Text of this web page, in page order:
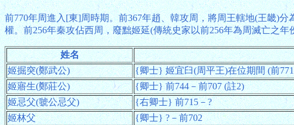
前770年周進入[東]周時期。前367年趙、韓攻周，將周王轄地(王畿)
權。前256年秦攻佔西周，廢黜姬延(傳統史家以前256年為周滅亡之年
姓名
姬掘突(鄭武公)
{卿士} 姬宜臼(周平王)在位期間 (前
姬寤生(鄭莊公)
{卿士} 前744－前707 (註2)
姬忌父(虢公忌父)
{右卿士} 前715－?
姬林父
{卿士} ?－前702